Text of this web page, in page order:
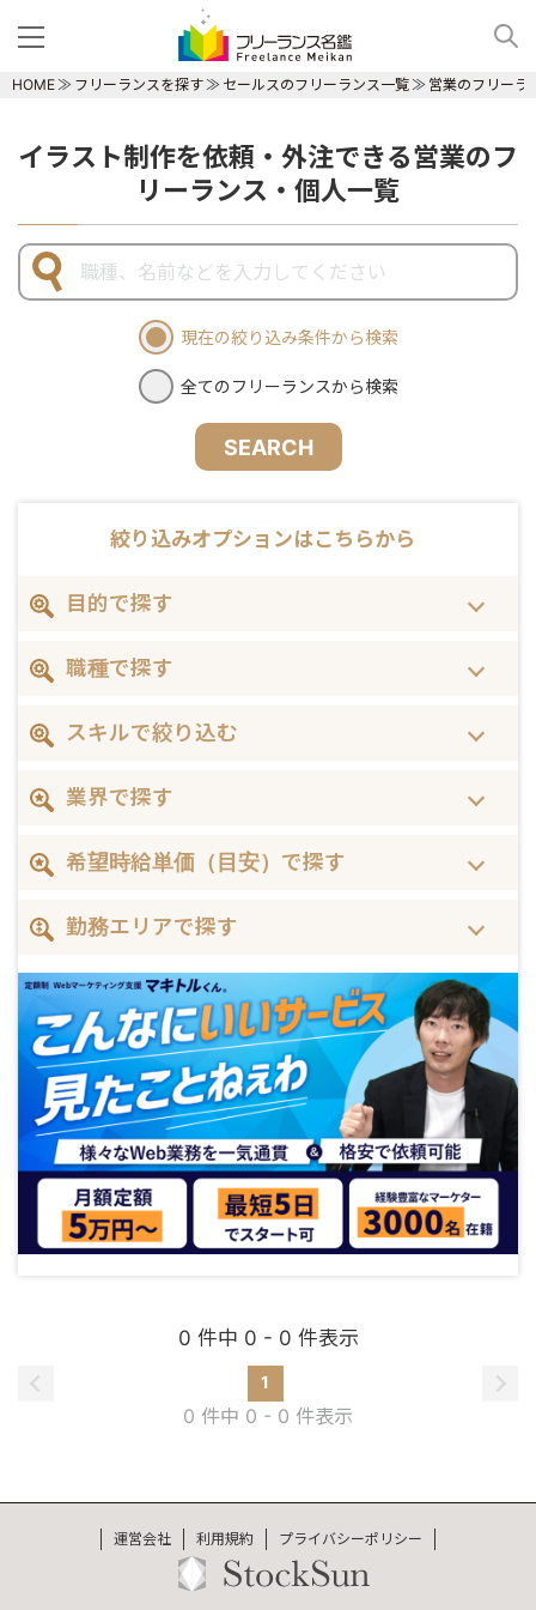
HOME フリーランスを探す セールスのフリーランス一覧 営業のフリーラ
イラスト制作を依頼・外注できる営業のフ
リーランス・個人一覧
現在の絞り込み条件から検索
全てのフリーランスから検索
SEARCH
絞り込みオプションはこちらから
目的で探す
職種で探す
スキルで絞り込む
業界で探す
希望時給単価（目安）で探す
勤務エリアで探す
0 件中 0 - 0 件表示
1
0 件中 0 - 0 件表示
運営会社 利用規約 プライバシーポリシー